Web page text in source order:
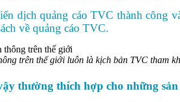
dịch quảng cáo TVC thành công
về quảng cáo TVC.
trên thế giới luôn là kịch bản TVC tham
thường thích hợp cho những